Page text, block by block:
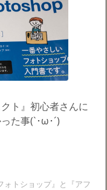
ト』初心者さんに
た事(`･ω･´)ゞ
トショップ』と『アフ